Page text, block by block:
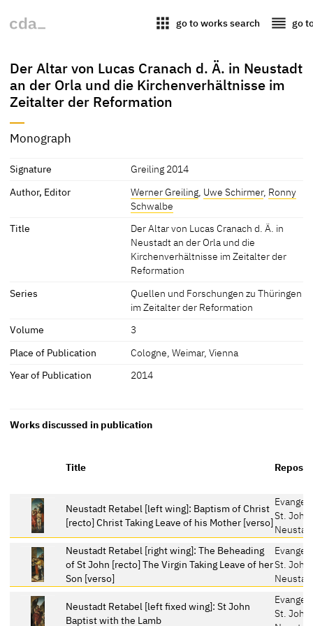
apps go to works search reorder go
Der Altar von Lucas Cranach d. Ä. in Neustadt
an der Orla und die Kirchenverhältnisse im
Zeitalter der Reformation
Monograph
Signature
Greiling 2014
Author, Editor
Werner Greiling, Uwe Schirmer, Ronny
Schwalbe
Title
Der Altar von Lucas Cranach d. Ä. in
Neustadt an der Orla und die
Kirchenverhältnisse im Zeitalter der
Reformation
Series
Quellen und Forschungen zu Thüringen
im Zeitalter der Reformation
Volume
3
Place of Publication
Cologne, Weimar, Vienna
Year of Publication
2014
Works discussed in publication
Title
Neustadt Retabel [left wing]: Baptism of Christ
[recto] Christ Taking Leave of his Mother [verso]
St.
Neustadt Retabel [right wing]: The Beheading
of St John [recto] The Virgin Taking Leave of her
Son [verso]
St.
Neustadt Retabel [left fixed wing]: St John
Baptist with the Lamb
St.